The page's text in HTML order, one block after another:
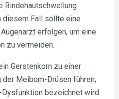
Bindehautschwellung
diesem Fall sollte eine
erfolgen, um eine
zu vermeiden.
Gerstenkorn zu einer
der Meibom-Drüsen führen,
bezeichnet wird.